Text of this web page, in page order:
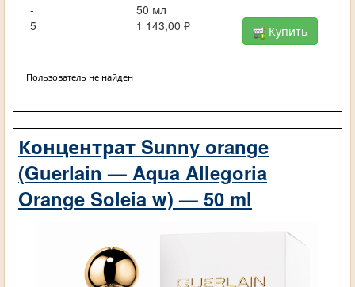
-
50 мл
5
1 143,00 ₽ Купить
Пользователь не найден
Концентрат Sunny orange
(Guerlain — Aqua Allegoria
Orange Soleia w) — 50 ml